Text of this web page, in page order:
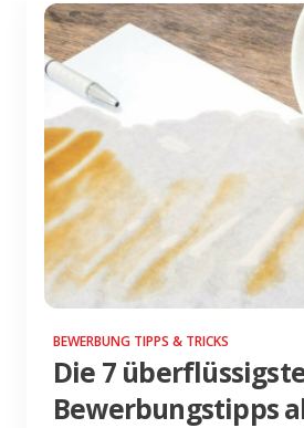
BEWERBUNG TIPPS & TRICKS
Die 7
Bewerbungstipps